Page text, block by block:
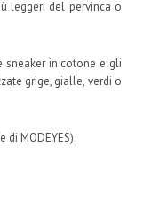
leggeri del pervinca o
sneaker in cotone e gli
grige, gialle, verdi o
MODEYES).